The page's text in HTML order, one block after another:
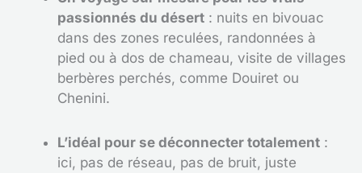
passionnés du désert : nuits en bivouac
dans des zones reculées, randonnées à
pied ou à dos de chameau, visite de villages
berbères perchés, comme Douiret ou
Chenini.
L’idéal pour se déconnecter totalement :
ici, pas de réseau, pas de bruit, juste